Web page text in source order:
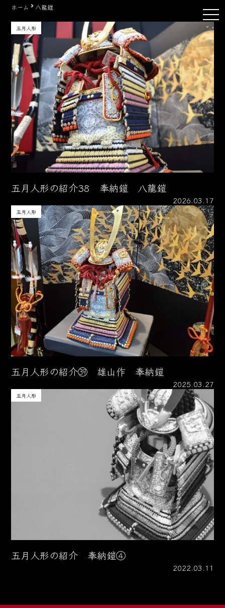
Skip
content
ホーム 八龍鎧
五月人形
五月人形の紹介38 奉納鎧 八龍鎧
2026.03.17
五月人形
五月人形の紹介㊴ 雄山作 奉納鎧
2025.03.27
五月人形
五月人形の紹介 奉納鎧④
2022.03.11